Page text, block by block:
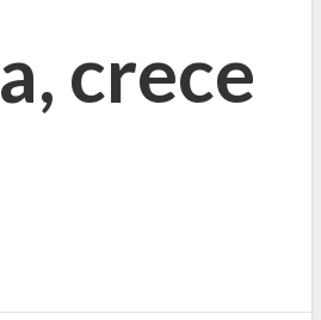
crece